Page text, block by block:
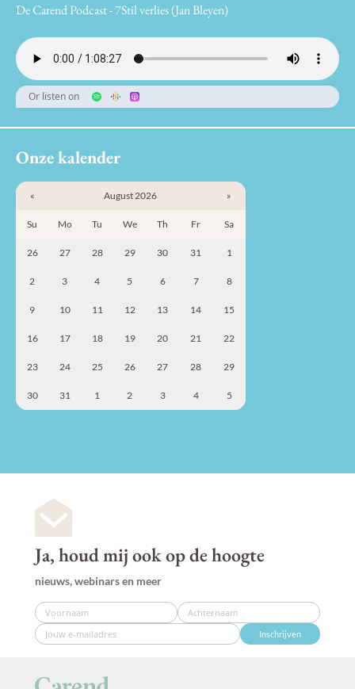
De Carend Podcast - 7Stil verlies (Jan Bleyen)
Or listen on
Onze kalender
« August 2026 »
Su Mo Tu We Th Fr Sa
26 27 28 29 30 31 1
2 3 4 5 6 7 8
9 10 11 12 13 14 15
16 17 18 19 20 21 22
23 24 25 26 27 28 29
30 31 1 2 3 4 5
Ja, houd mij ook op de hoogte
nieuws, webinars en meer
Inschrijven